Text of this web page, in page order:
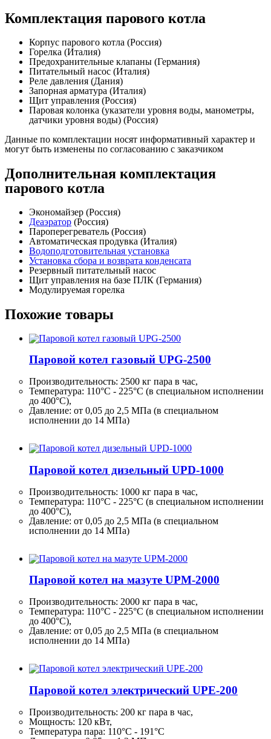
Комплектация парового котла
Корпус парового котла (Россия)
Горелка (Италия)
Предохранительные клапаны (Германия)
Питательный насос (Италия)
Реле давления (Дания)
Запорная арматура (Италия)
Щит управления (Россия)
Паровая колонка (указатели уровня воды, манометры,
датчики уровня воды) (Россия)
Данные по комплектации носят информативный характер и
могут быть изменены по согласованию с заказчиком
Дополнительная комплектация
парового котла
Экономайзер (Россия)
Деаэратор (Россия)
Пароперегреватель (Россия)
Автоматическая продувка (Италия)
Водоподготовительная установка
Установка сбора и возврата конденсата
Резервный питательный насос
Щит управления на базе ПЛК (Германия)
Модулируемая горелка
Похожие товары
Паровой котел газовый UPG-2500
Производительность: 2500 кг пара в час,
Температура: 110°C - 225°C (в специальном исполнении
до 400°C),
Давление: от 0,05 до 2,5 МПа (в специальном
исполнении до 14 МПа)
Паровой котел дизельный UPD-1000
Производительность: 1000 кг пара в час,
Температура: 110°C - 225°C (в специальном исполнении
до 400°C),
Давление: от 0,05 до 2,5 МПа (в специальном
исполнении до 14 МПа)
Паровой котел на мазуте UPM-2000
Производительность: 2000 кг пара в час,
Температура: 110°C - 225°C (в специальном исполнении
до 400°C),
Давление: от 0,05 до 2,5 МПа (в специальном
исполнении до 14 МПа)
Паровой котел электрический UPE-200
Производительность: 200 кг пара в час,
Мощность: 120 кВт,
Температура пара: 110°C - 191°C